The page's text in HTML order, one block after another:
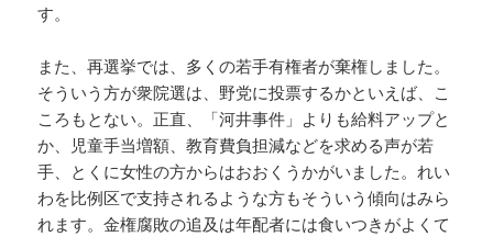
す。
また、再選挙では、多くの若手有権者が棄権しました。
そういう方が衆院選は、野党に投票するかといえば、こ
ころもとない。正直、「河井事件」よりも給料アップと
か、児童手当増額、教育費負担減などを求める声が若
手、とくに女性の方からはおおくうかがいました。れい
わを比例区で支持されるような方もそういう傾向はみら
れます。金権腐敗の追及は年配者には食いつきがよくて